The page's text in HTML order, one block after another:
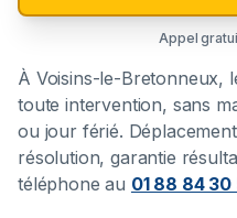
Appel
À Voisins-le-Bretonneux,
toute intervention, sans
ou jour férié.
résolution, garantie
téléphone au 01 88 84 30